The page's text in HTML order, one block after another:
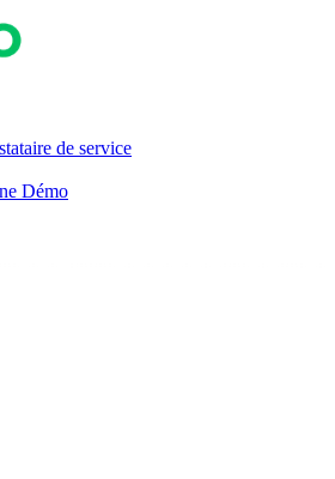
de service
Démo